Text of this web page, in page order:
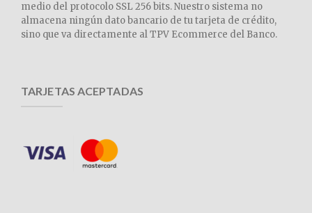
medio del protocolo SSL 256 bits. Nuestro sistema no
almacena ningún dato bancario de tu tarjeta de crédito,
sino que va directamente al TPV Ecommerce del Banco.
TARJETAS ACEPTADAS